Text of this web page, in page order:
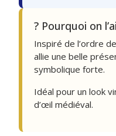
? Pourquoi on
Inspiré de l’ordre
allie une belle
symbolique forte.
Idéal pour un look
d’œil médiéval.